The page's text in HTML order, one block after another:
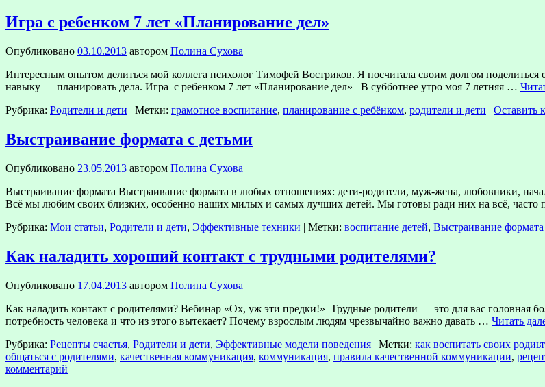
Игра с ребенком 7 лет «Планирование дел»
Опубликовано 03.10.2013 автором Полина Сухова
Интересным опытом делиться мой коллега психолог Тимофей Востриков. Я посчитала своим долгом
навыку — планировать дела. Игра с ребенком 7 лет «Планирование дел» В субботнее утро моя 7 летняя …
Рубрика: Родители и дети | Метки: грамотное воспитание, планирование с ребёнком, родители и дети | Оставить
Выстраивание формата с детьми
Опубликовано 23.05.2013 автором Полина Сухова
Выстраивание формата Выстраивание формата в любых отношениях: дети-родители, муж-жена, любовники,
Всё мы любим своих близких, особенно наших милых и самых лучших детей. Мы готовы ради них на всё, часто
Рубрика: Мои статьи, Родители и дети, Эффективные техники | Метки: воспитание детей, Выстраивание формата
Как наладить хороший контакт с трудными родителями?
Опубликовано 17.04.2013 автором Полина Сухова
Как наладить контакт с родителями? Вебинар «Ох, уж эти предки!» Трудные родители — это для вас головная
потребность человека и что из этого вытекает? Почему взрослым людям чрезвычайно важно давать … Читать
Рубрика: Рецепты счастья, Родители и дети, Эффективные модели поведения | Метки: как воспитать своих
общаться с родителями, качественная коммуникация, коммуникация, правила качественной коммуникации,
комментарий